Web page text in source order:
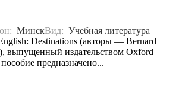
МинскВид: Учебная литература
Destinations (авторы — Bernard
выпущенный издательством Oxford
предназначено...